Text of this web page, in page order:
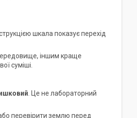
шкала показує перехід
іншим краще
суміші.
. Це не лабораторний
перевірити землю перед